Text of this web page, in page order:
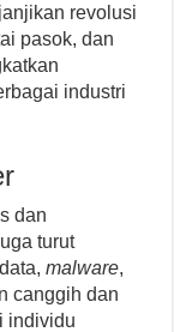
revolusi
pasok, dan
industri
dan
turut
malware,
canggih dan
individu